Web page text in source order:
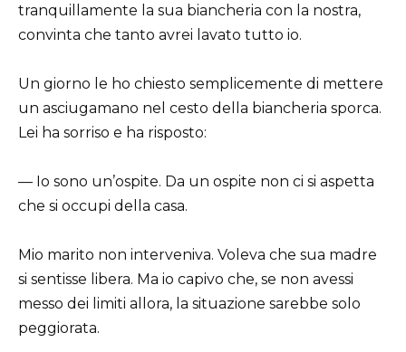
tranquillamente la sua biancheria con la nostra,
convinta che tanto avrei lavato tutto io.
Un giorno le ho chiesto semplicemente di mettere
un asciugamano nel cesto della biancheria sporca.
Lei ha sorriso e ha risposto:
— Io sono un’ospite. Da un ospite non ci si aspetta
che si occupi della casa.
Mio marito non interveniva. Voleva che sua madre
si sentisse libera. Ma io capivo che, se non avessi
messo dei limiti allora, la situazione sarebbe solo
peggiorata.